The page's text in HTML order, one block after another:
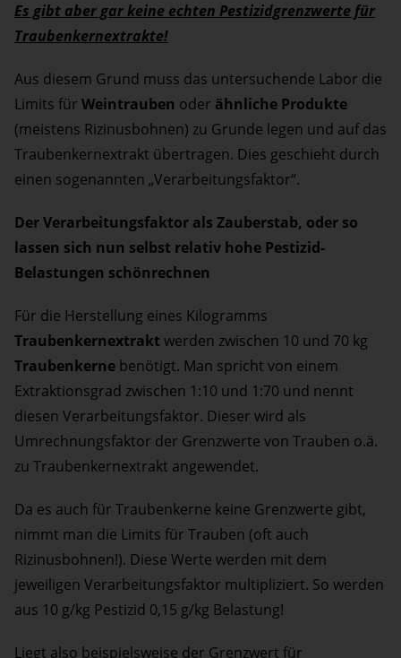
Es gibt aber gar keine echten Pestizidgrenzwerte für
Traubenkernextrakte!
Aus diesem Grund muss das untersuchende Labor die
Limits für Weintrauben oder ähnliche Produkte
(meistens Rizinusbohnen) zu Grunde legen und auf das
Traubenkernextrakt übertragen. Dies geschieht durch
einen sogenannten „Verarbeitungsfaktor“.
Der Verarbeitungsfaktor als Zauberstab, oder so
lassen sich nun selbst relativ hohe Pestizid-
Belastungen schönrechnen
Für die Herstellung eines Kilogramms
Traubenkernextrakt werden zwischen 10 und 70 kg
Traubenkerne benötigt. Man spricht von einem
Extraktionsgrad zwischen 1:10 und 1:70 und nennt
diesen Verarbeitungsfaktor. Dieser wird als
Umrechnungsfaktor der Grenzwerte von Trauben o.ä.
zu Traubenkernextrakt angewendet.
Da es auch für Traubenkerne keine Grenzwerte gibt,
nimmt man die Limits für Trauben (oft auch
Rizinusbohnen!). Diese Werte werden mit dem
jeweiligen Verarbeitungsfaktor multipliziert. So werden
aus 10 g/kg Pestizid 0,15 g/kg Belastung!
Liegt also beispielsweise der Grenzwert für